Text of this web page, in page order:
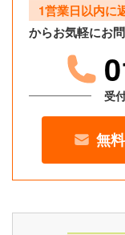
1営業日以内に
からお気軽にお
受
無